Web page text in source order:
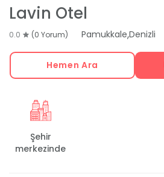
Lavin Otel
0.0 (0 Yorum) Pamukkale,Denizli
Hemen Ara
Şehir
merkezinde